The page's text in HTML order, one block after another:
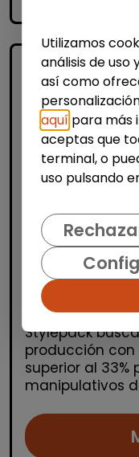
Logística,
Producción,
Operario/a
henares)
|
OPERARIOS/AS
Stylepack
producción
superior al
manipulativos
Utilizamos
análisis de uso
así como
aquí para más
aceptas que
terminal, o
uso pulsando